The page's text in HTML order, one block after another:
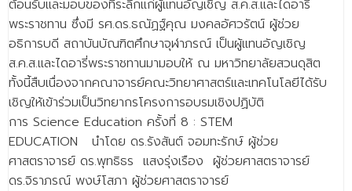
ต้อนรับและมอบของที่ระลึกแก่ผู้แทนอัญเชิญ ส.ค.ส.และไดอารี่
พระราชทาน ซึ่งมี รศ.ดร.ธณัฏฐ์คุณ มงคลอัศวรัตน์ ผู้ช่วย
อธิการบดี สถาบันบัณฑิตศึกษาจุฬาภรณ์ เป็นผู้แทนอัญเชิญ
ส.ค.ส.และไดอารี่พระราชทานมามอบให้ ณ มหาวิทยาลัยสวนดุสิต
ทั้งนี้สืบเนื่องจากคณาจารย์คณะวิทยาศาสตร์และเทคโนโลยีได้รับ
เชิญให้เข้าร่วมเป็นวิทยากรโครงการอบรมเชิงปฏิบัติ
การ Science Education ครั้งที่ 8 : STEM
EDUCATION นำโดย ดร.รังสันต์ จอมทะรักษ์ ผู้ช่วย
ศาสตราจารย์ ดร.พุทธิธร แสงรุ่งเรือง ผู้ช่วยศาสตราจารย์
ดร.จิราภรณ์ พงษ์โสภา ผู้ช่วยศาสตราจารย์